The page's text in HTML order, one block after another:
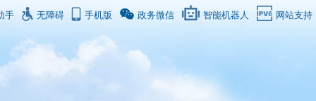
手 无障碍 手机版 政务微信 智能机器人 网站支持